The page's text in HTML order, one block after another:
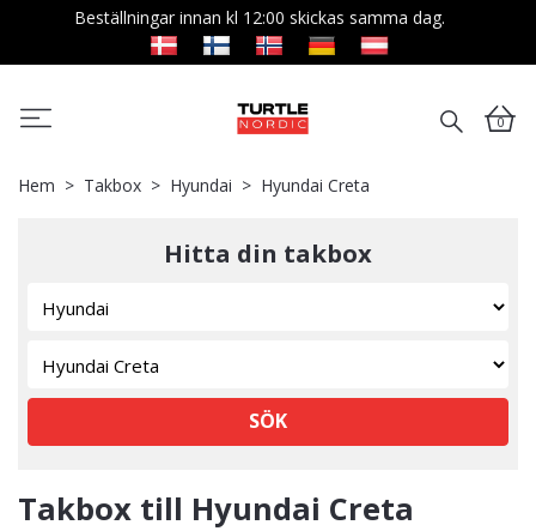
Beställningar innan kl 12:00 skickas samma dag.
0
Hem Takbox Hyundai Hyundai Creta
Hitta din takbox
SÖK
Takbox till Hyundai Creta